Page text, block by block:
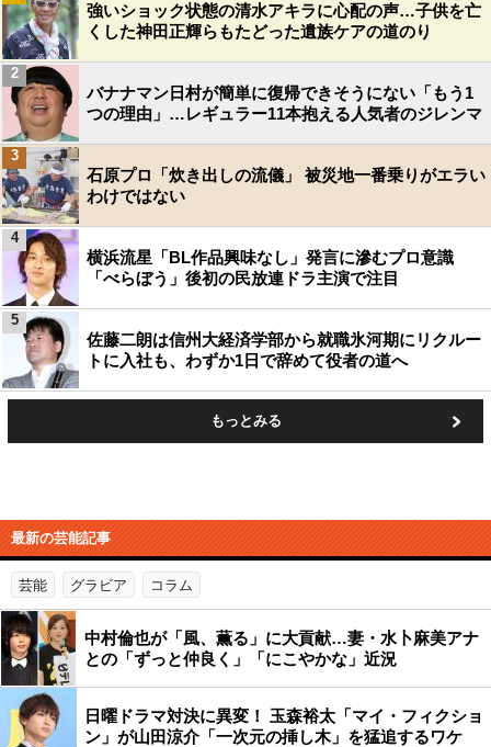
強いショック状態の清水アキラに心配の声…子供を亡
くした神田正輝らもたどった遺族ケアの道のり
バナナマン日村が簡単に復帰できそうにない「もう1
つの理由」…レギュラー11本抱える人気者のジレンマ
2
石原プロ「炊き出しの流儀」 被災地一番乗りがエラい
わけではない
3
横浜流星「BL作品興味なし」発言に滲むプロ意識
「べらぼう」後初の民放連ドラ主演で注目
4
佐藤二朗は信州大経済学部から就職氷河期にリクルー
トに入社も、わずか1日で辞めて役者の道へ
5
もっとみる
最新の芸能記事
芸能 グラビア コラム
中村倫也が「風、薫る」に大貢献…妻・水卜麻美アナ
との「ずっと仲良く」「にこやかな」近況
日曜ドラマ対決に異変！ 玉森裕太「マイ・フィクショ
ン」が山田涼介「一次元の挿し木」を猛追するワケ